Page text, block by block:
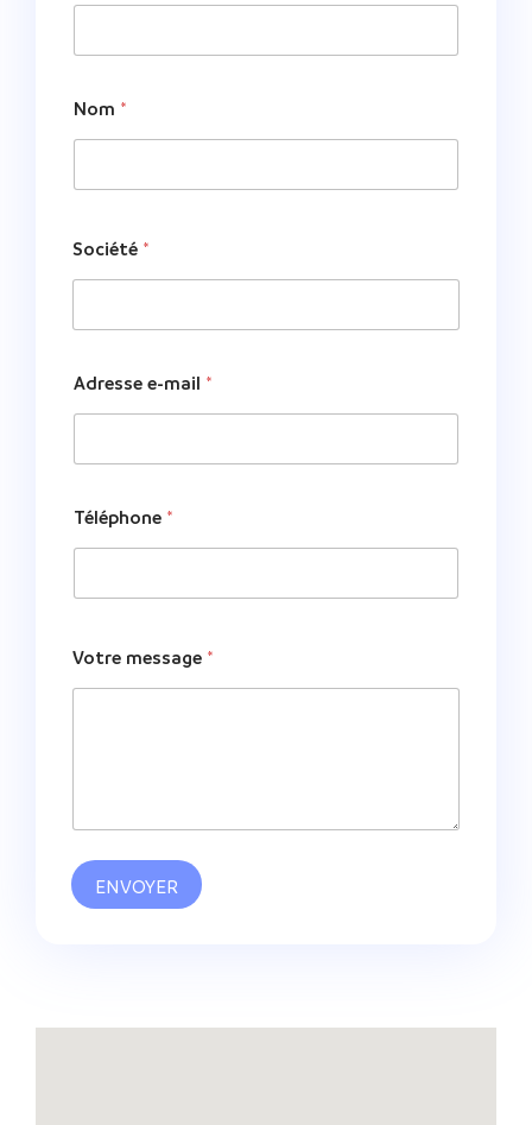
Nom *
Société *
Adresse e-mail *
Téléphone *
Votre message *
ENVOYER